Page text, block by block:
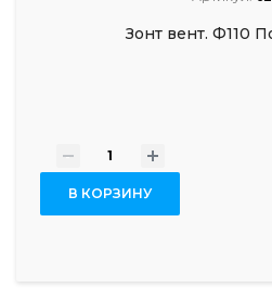
Зонт вент. Ф110
- +
В КОРЗИНУ